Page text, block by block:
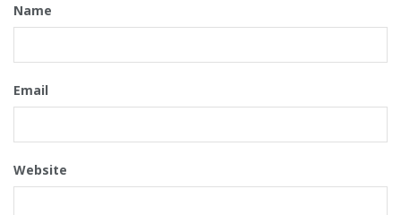
Name
Email
Website